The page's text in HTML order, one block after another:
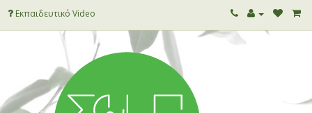
Εκπαιδευτικό Video